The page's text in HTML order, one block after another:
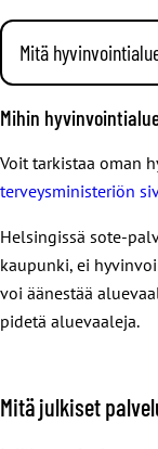
Kunnat siis
päiväkotiin ja
asukkaat hyvin
ja uimarannoille.
Kunnanvaltuustot
taloudesta, johon
palveluiden
Äänestämällä
palveluiden
Mitä
sosiaalihuollosta
lasten, nuorten ja
mielenterveys- ja
Hyvinvointialueiden
Mihin
Voit tarkistaa oman
terveysministeriön
Helsingissä sote-
kaupunki, ei
voi äänestää
pidetä aluevaaleja.
Mitä julkiset